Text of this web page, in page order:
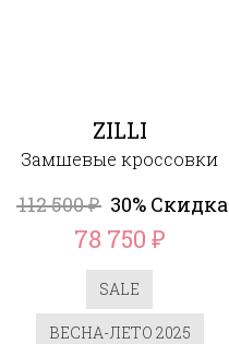
ZILLI
Замшевые кроссовки
112 500₽ 30% Скидка
78 750 ₽
SALE
ВЕСНА-ЛЕТО 2025